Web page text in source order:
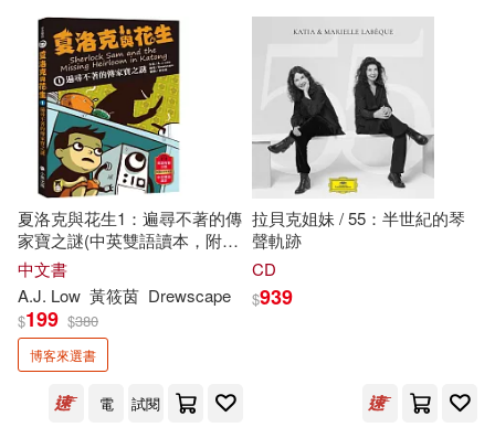
（美）弗拉基米爾·納博科夫(21)
廣東奧飛動漫文化股份有限公司(2
故宮博物館(20) 笑江南(20)
袁博(20)
阿拉丁BOOK教育研發組(20)
高等教育出版社(159)
Ingram(155)
新星出版社(155)
吉林出版集團有限責任公司(151)
天津人民出版社(149)
上揚(147) 重慶出版社(146)
夏洛克與花生1：遍尋不著的傳
家寶之謎(中英雙語讀本，附英
語有聲小說QR Code)
中文書
A.J. Low 黃筱茵 Drewscape
$199 $380
博客來選書
電 試閱
拉貝克姐妹 / 55：半世紀的琴
聲軌跡
CD
$939